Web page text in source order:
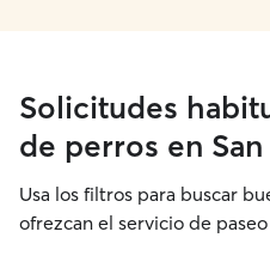
Solicitudes
de perros en
Usa los filtros para buscar
ofrezcan el servicio de